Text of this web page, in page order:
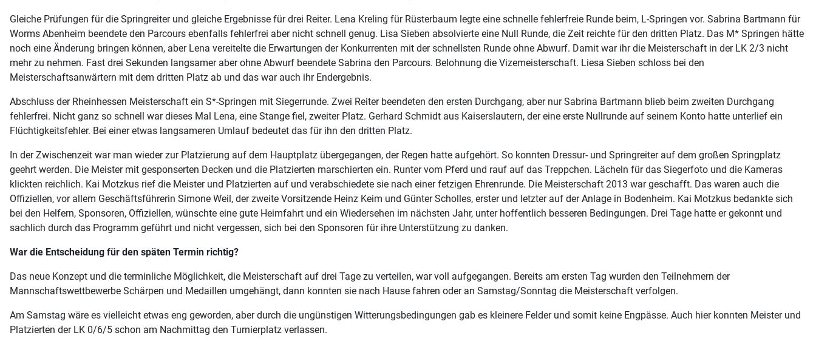
Gleiche Prüfungen für die Springreiter und gleiche Ergebnisse für drei Reiter. Lena Kreling für Rüsterbaum legte eine schnelle fehlerfreie Runde beim, L-Springen vor. Sabrina Bartmann für
Worms Abenheim beendete den Parcours ebenfalls fehlerfrei aber nicht schnell genug. Lisa Sieben absolvierte eine Null Runde, die Zeit reichte für den dritten Platz. Das M* Springen hätte
noch eine Änderung bringen können, aber Lena vereitelte die Erwartungen der Konkurrenten mit der schnellsten Runde ohne Abwurf. Damit war ihr die Meisterschaft in der LK 2/3 nicht
mehr zu nehmen. Fast drei Sekunden langsamer aber ohne Abwurf beendete Sabrina den Parcours. Belohnung die Vizemeisterschaft. Liesa Sieben schloss bei den
Meisterschaftsanwärtern mit dem dritten Platz ab und das war auch ihr Endergebnis.
Abschluss der Rheinhessen Meisterschaft ein S*-Springen mit Siegerrunde. Zwei Reiter beendeten den ersten Durchgang, aber nur Sabrina Bartmann blieb beim zweiten Durchgang
fehlerfrei. Nicht ganz so schnell war dieses Mal Lena, eine Stange fiel, zweiter Platz. Gerhard Schmidt aus Kaiserslautern, der eine erste Nullrunde auf seinem Konto hatte unterlief ein
Flüchtigkeitsfehler. Bei einer etwas langsameren Umlauf bedeutet das für ihn den dritten Platz.
In der Zwischenzeit war man wieder zur Platzierung auf dem Hauptplatz übergegangen, der Regen hatte aufgehört. So konnten Dressur- und Springreiter auf dem großen Springplatz
geehrt werden. Die Meister mit gesponserten Decken und die Platzierten marschierten ein. Runter vom Pferd und rauf auf das Treppchen. Lächeln für das Siegerfoto und die Kameras
klickten reichlich. Kai Motzkus rief die Meister und Platzierten auf und verabschiedete sie nach einer fetzigen Ehrenrunde. Die Meisterschaft 2013 war geschafft. Das waren auch die
Offiziellen, vor allem Geschäftsführerin Simone Weil, der zweite Vorsitzende Heinz Keim und Günter Scholles, erster und letzter auf der Anlage in Bodenheim. Kai Motzkus bedankte sich
bei den Helfern, Sponsoren, Offiziellen, wünschte eine gute Heimfahrt und ein Wiedersehen im nächsten Jahr, unter hoffentlich besseren Bedingungen. Drei Tage hatte er gekonnt und
sachlich durch das Programm geführt und nicht vergessen, sich bei den Sponsoren für ihre Unterstützung zu danken.
War die Entscheidung für den späten Termin richtig?
Das neue Konzept und die terminliche Möglichkeit, die Meisterschaft auf drei Tage zu verteilen, war voll aufgegangen. Bereits am ersten Tag wurden den Teilnehmern der
Mannschaftswettbewerbe Schärpen und Medaillen umgehängt, dann konnten sie nach Hause fahren oder an Samstag/Sonntag die Meisterschaft verfolgen.
Am Samstag wäre es vielleicht etwas eng geworden, aber durch die ungünstigen Witterungsbedingungen gab es kleinere Felder und somit keine Engpässe. Auch hier konnten Meister und
Platzierten der LK 0/6/5 schon am Nachmittag den Turnierplatz verlassen.